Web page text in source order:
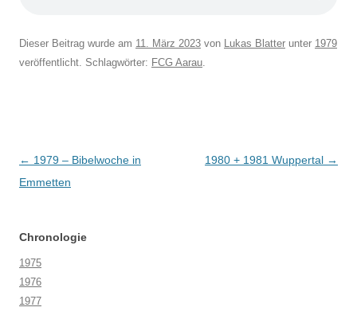
Dieser Beitrag wurde am 11. März 2023 von Lukas Blatter unter 1979
veröffentlicht. Schlagwörter: FCG Aarau
Beitragsnavigation
← 1979 – Bibelwoche in
Emmetten
1980 + 1981 Wuppertal →
Chronologie
1975
1976
1977